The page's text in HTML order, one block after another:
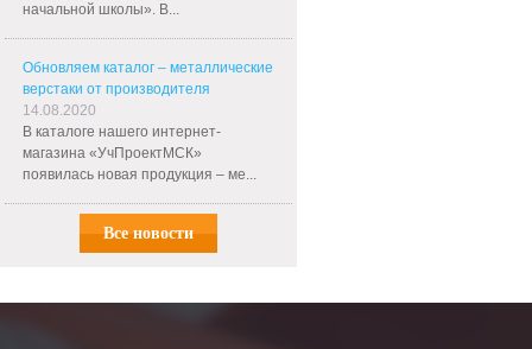
начальной школы». В...
Обновляем каталог – металлические
верстаки от производителя
14.08.2020
В каталоге нашего интернет-
магазина «УчПроектМСК»
появилась новая продукция – ме...
Все новости